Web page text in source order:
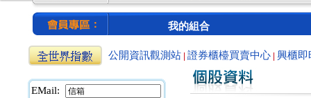
我的組合
公開資訊觀測站 證券櫃檯買賣中心 興櫃即
EMail: